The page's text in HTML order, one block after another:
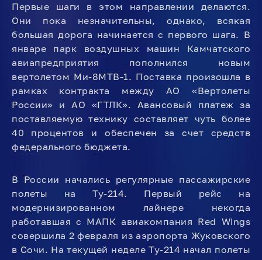
Первые шаги в этом направлении делаются.
Они пока незначительны, однако, всякая
большая дорога начинается с первого шага. В
январе парк воздушных машин Камчатского
авиапредприятия пополнился новым
вертолетом Ми-8МТВ-1. Поставка произошла в
рамках контракта между АО «Вертолеты
России» и АО «ГТЛК». Авансовый платеж за
поставляемую технику составляет чуть более
40 процентов и обеспечен за счет средств
федерального бюджета.
В России начались регулярные пассажирские
полеты на Ту-214. Первый рейс на
модернизированном лайнере некогда
работавшая с МАПК авиакомпания Red Wings
совершила 2 февраля из аэропорта Жуковского
в Сочи. На текущей неделе Ту-214 начал полеты